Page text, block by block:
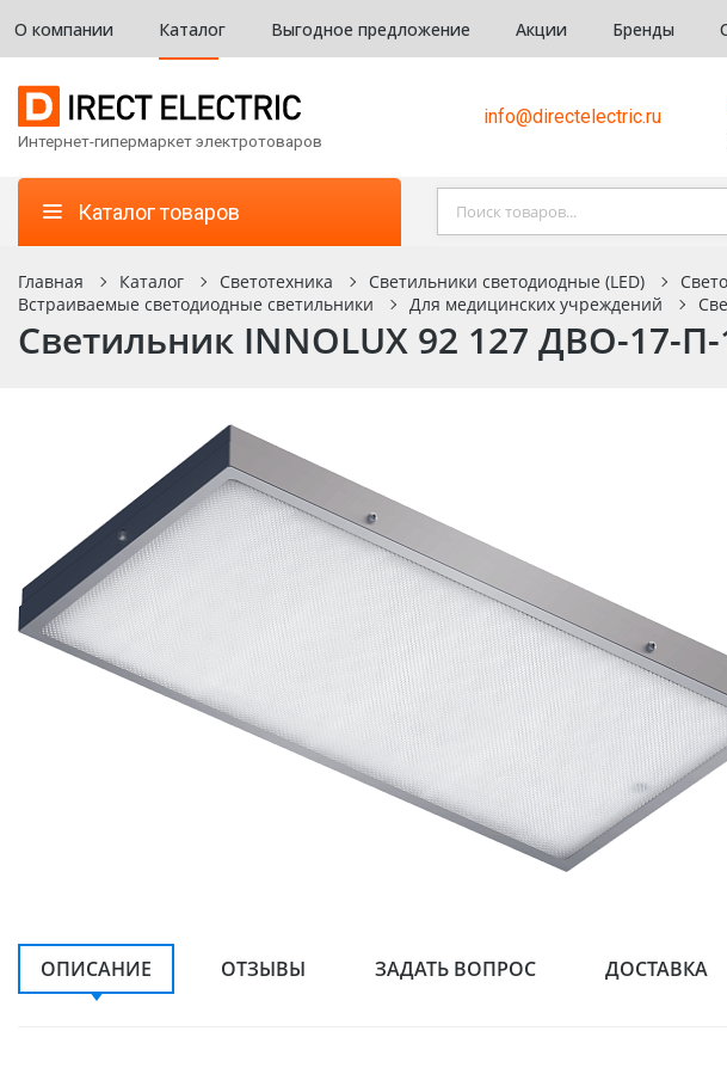
О компании Каталог Выгодное предложение Акции Бренды
Интернет-гипермаркет электротоваров
info@directelectric.ru
Каталог товаров
Главная Каталог Светотехника Светильники светодиодные (LED)
Встраиваемые светодиодные светильники
Для медицинских учреждений
Светильник INNOLUX 92 127 ДВО-17-П-
ОПИСАНИЕ ОТЗЫВЫ ЗАДАТЬ ВОПРОС ДОСТАВКА